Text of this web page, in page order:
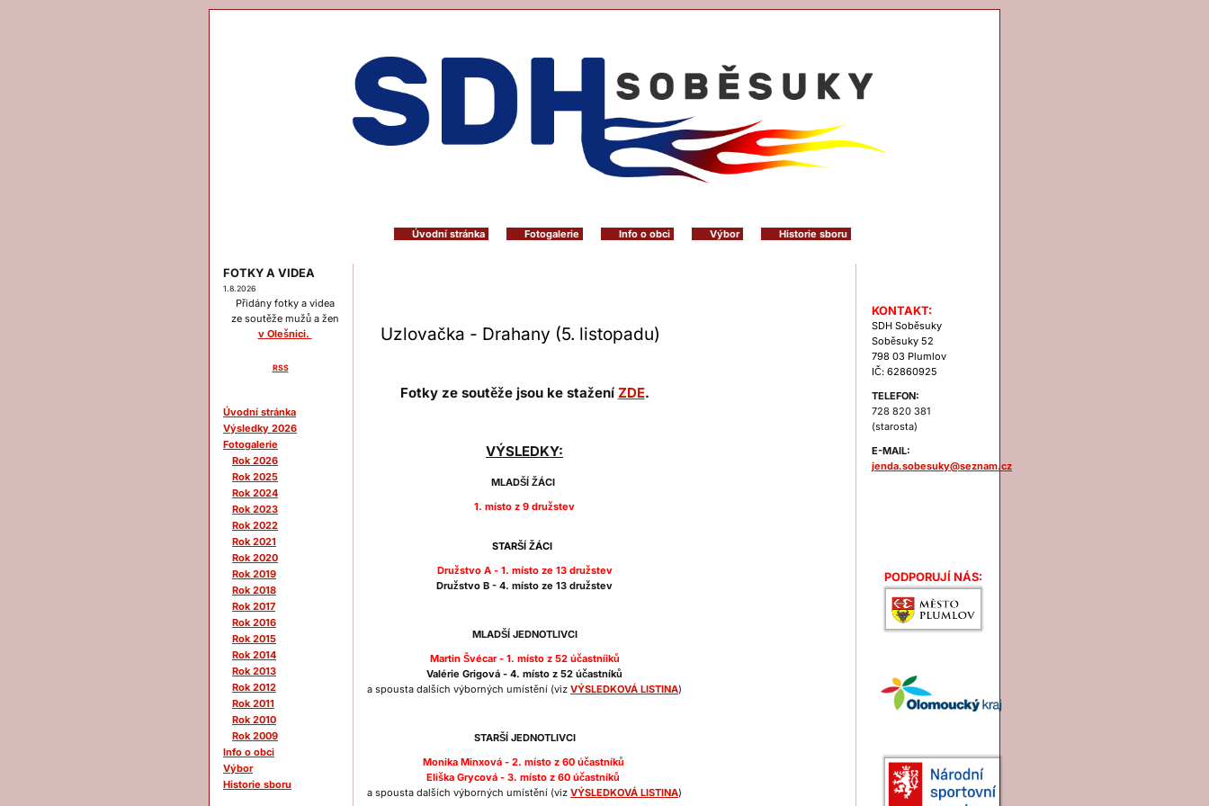
Úvodní stránka Fotogalerie Info o obci Výbor Historie sboru
FOTKY A VIDEA
1.8.2026
Přidány fotky a videa
ze soutěže mužů a žen
v Olešnici.
RSS
Úvodní stránka
Výsledky 2026
Fotogalerie
Rok 2026
Rok 2025
Rok 2024
Rok 2023
Rok 2022
Rok 2021
Rok 2020
Rok 2019
Rok 2018
Rok 2017
Rok 2016
Rok 2015
Rok 2014
Rok 2013
Rok 2012
Rok 2011
Rok 2010
Rok 2009
Info o obci
Výbor
Historie sboru
KONTAKT:
SDH Soběsuky
Soběsuky 52
798 03 Plumlov
IČ: 62860925
TELEFON:
728 820 381
(starosta)
E-MAIL:
jenda.sobesuky@seznam.cz
PODPORUJÍ NÁS:
Uzlovačka - Drahany (5. listopadu)
Fotky ze soutěže jsou ke stažení ZDE.
VÝSLEDKY:
MLADŠÍ ŽÁCI
1. místo z 9 družstev
STARŠÍ ŽÁCI
Družstvo A - 1. místo ze 13 družstev
Družstvo B - 4. místo ze 13 družstev
MLADŠÍ JEDNOTLIVCI
Martin Švécar - 1. místoz 52 účastníiků
Valérie Grigová - 4. místo z 52 účastníků
a spousta dalších výborných umístění (viz VÝSLEDKOVÁ LISTINA)
STARŠÍ JEDNOTLIVCI
Monika Minxová - 2. místoz 60 účastníků
Eliška Grycová - 3. místo z 60 účastníků
a spousta dalších výborných umístění (viz VÝSLEDKOVÁ LISTINA)